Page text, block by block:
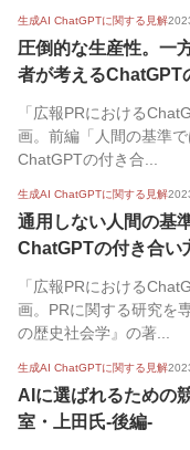
生成AI ChatGPTに関する見解
圧倒的な生産性。一
者が考えるChatGPT
「広報PRにおける
画。前編「人間の基準
ChatGPTの付き合...
生成AI ChatGPTに関する見解
通用しない人間の基
ChatGPTの付き合い
「広報PRにおける
画。PRに関する研究を
の歴史社会学』の著...
生成AI ChatGPTに関する見解
AIに選ばれるための
室・上田氏-後編-